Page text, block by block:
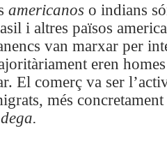
americanos o indians
i altres països
van marxar per
eren
El comerç va ser
més